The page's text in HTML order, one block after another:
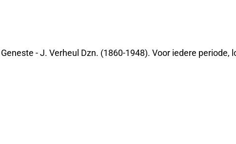
- J. Verheul Dzn. (1860-1948). Voor iedere periode,